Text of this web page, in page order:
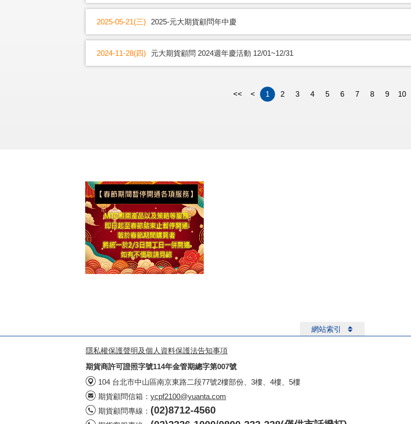
2025-05-21(三) 2025-元大期貨顧問年中慶
2024-11-28(四) 元大期貨顧問 2024週年慶活動 12/01~12/31
<< < 1 2 3 4 5 6 7 8 9 10
網站索引
隱私權保護聲明及個人資料保護法告知事項
期貨商許可證照字號114年金管期總字第007號
104 台北市中山區南京東路二段77號2樓部份、3樓、4樓、5樓
期貨顧問信箱： ycpf2100@yuanta.com
期貨顧問專線： (02)8712-4560